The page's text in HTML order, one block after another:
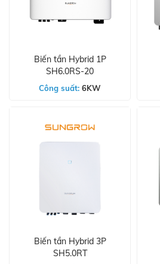
Biến tần Hybrid 1P
SH6.0RS-20
Công suất: 6KW
Biến tần Hybrid 3P
SH5.0RT